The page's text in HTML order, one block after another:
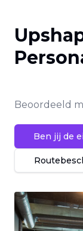
Beoordeeld
Ben jij de